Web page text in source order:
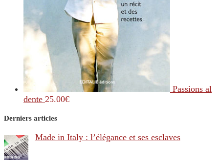
Passions al
dente 25.00€
Derniers articles
Made in Italy : l’élégance et ses esclaves